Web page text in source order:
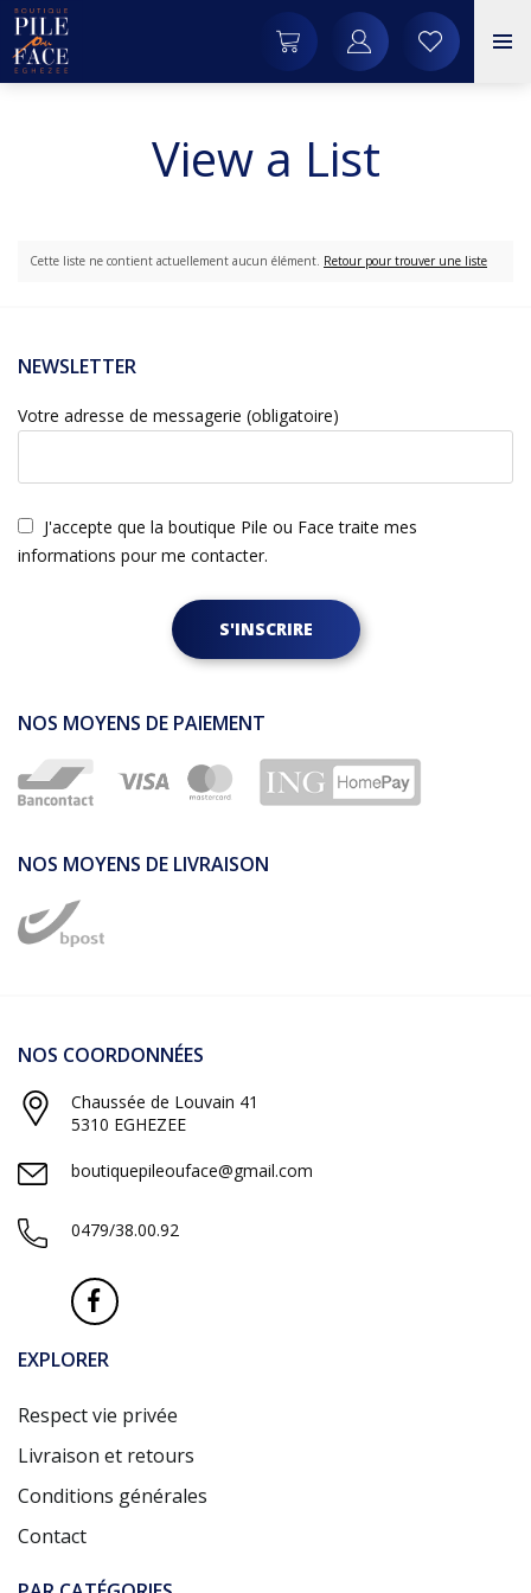
View a List
Cette liste ne contient actuellement aucun élément. Retour pour trouver une liste
NEWSLETTER
Votre adresse de messagerie (obligatoire)
J'accepte que la boutique Pile ou Face traite mes
informations pour me contacter.
S'INSCRIRE
NOS MOYENS DE PAIEMENT
NOS MOYENS DE LIVRAISON
NOS COORDONNÉES
Chaussée de Louvain 41
5310 EGHEZEE
boutiquepileouface@gmail.com
0479/38.00.92
EXPLORER
Respect vie privée
Livraison et retours
Conditions générales
Contact